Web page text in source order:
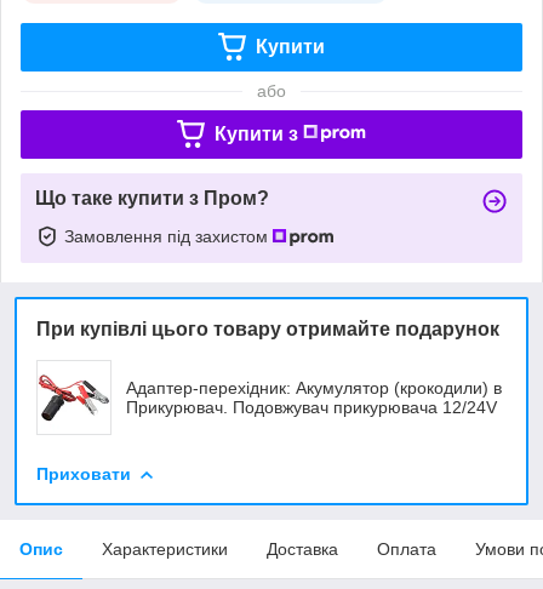
Купити
або
Купити з
Що таке купити з Пром?
Замовлення під захистом
При купівлі цього товару отримайте подарунок
Адаптер-перехідник: Акумулятор (крокодили) в
Прикурювач. Подовжувач прикурювача 12/24V
Приховати
Опис Характеристики Доставка Оплата Умови